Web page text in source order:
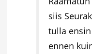
siis
tulla
ennen